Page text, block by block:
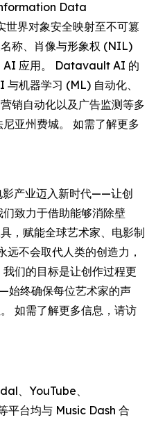
Data
界对象安全映射至不可篡
称、肖像与形象权 (NIL)
AI 应用。 Datavault AI 的
机器学习 (ML) 自动化、
销自动化以及广告监测等多
亚州费城。 如需了解更多
影产业迈入新时代——让创
致力于借助能够消除壁
，赋能全球艺术家、电影制
不会取代人类的创造力，
们的目标是让创作过程更
始终确保每位艺术家的声
如需了解更多信息，请访
、YouTube、
台均与 Music Dash 合